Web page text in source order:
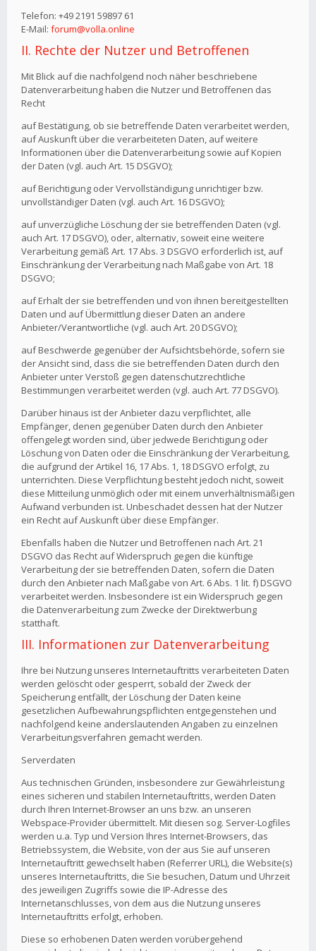
Telefon: +49 2191 59897 61
E-Mail: forum@volla.online
II. Rechte der Nutzer und Betroffenen
Mit Blick auf die nachfolgend noch näher beschriebene
Datenverarbeitung haben die Nutzer und Betroffenen das
Recht
auf Bestätigung, ob sie betreffende Daten verarbeitet werden,
auf Auskunft über die verarbeiteten Daten, auf weitere
Informationen über die Datenverarbeitung sowie auf Kopien
der Daten (vgl. auch Art. 15 DSGVO);
auf Berichtigung oder Vervollständigung unrichtiger bzw.
unvollständiger Daten (vgl. auch Art. 16 DSGVO);
auf unverzügliche Löschung der sie betreffenden Daten (vgl.
auch Art. 17 DSGVO), oder, alternativ, soweit eine weitere
Verarbeitung gemäß Art. 17 Abs. 3 DSGVO erforderlich ist, auf
Einschränkung der Verarbeitung nach Maßgabe von Art. 18
DSGVO;
auf Erhalt der sie betreffenden und von ihnen bereitgestellten
Daten und auf Übermittlung dieser Daten an andere
Anbieter/Verantwortliche (vgl. auch Art. 20 DSGVO);
auf Beschwerde gegenüber der Aufsichtsbehörde, sofern sie
der Ansicht sind, dass die sie betreffenden Daten durch den
Anbieter unter Verstoß gegen datenschutzrechtliche
Bestimmungen verarbeitet werden (vgl. auch Art. 77 DSGVO).
Darüber hinaus ist der Anbieter dazu verpflichtet, alle
Empfänger, denen gegenüber Daten durch den Anbieter
offengelegt worden sind, über jedwede Berichtigung oder
Löschung von Daten oder die Einschränkung der Verarbeitung,
die aufgrund der Artikel 16, 17 Abs. 1, 18 DSGVO erfolgt, zu
unterrichten. Diese Verpflichtung besteht jedoch nicht, soweit
diese Mitteilung unmöglich oder mit einem unverhältnismäßigen
Aufwand verbunden ist. Unbeschadet dessen hat der Nutzer
ein Recht auf Auskunft über diese Empfänger.
Ebenfalls haben die Nutzer und Betroffenen nach Art. 21
DSGVO das Recht auf Widerspruch gegen die künftige
Verarbeitung der sie betreffenden Daten, sofern die Daten
durch den Anbieter nach Maßgabe von Art. 6 Abs. 1 lit. f) DSGVO
verarbeitet werden. Insbesondere ist ein Widerspruch gegen
die Datenverarbeitung zum Zwecke der Direktwerbung
statthaft.
III. Informationen zur Datenverarbeitung
Ihre bei Nutzung unseres Internetauftritts verarbeiteten Daten
werden gelöscht oder gesperrt, sobald der Zweck der
Speicherung entfällt, der Löschung der Daten keine
gesetzlichen Aufbewahrungspflichten entgegenstehen und
nachfolgend keine anderslautenden Angaben zu einzelnen
Verarbeitungsverfahren gemacht werden.
Serverdaten
Aus technischen Gründen, insbesondere zur Gewährleistung
eines sicheren und stabilen Internetauftritts, werden Daten
durch Ihren Internet-Browser an uns bzw. an unseren
Webspace-Provider übermittelt. Mit diesen sog. Server-Logfiles
werden u.a. Typ und Version Ihres Internet-Browsers, das
Betriebssystem, die Website, von der aus Sie auf unseren
Internetauftritt gewechselt haben (Referrer URL), die Website(s)
unseres Internetauftritts, die Sie besuchen, Datum und Uhrzeit
des jeweiligen Zugriffs sowie die IP-Adresse des
Internetanschlusses, von dem aus die Nutzung unseres
Internetauftritts erfolgt, erhoben.
Diese so erhobenen Daten werden vorübergehend